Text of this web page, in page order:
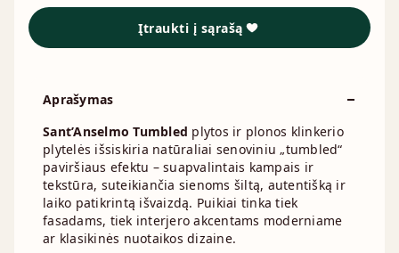
Įtraukti į sąrašą
Aprašymas
Sant’Anselmo Tumbled plytos ir plonos klinkerio
plytelės išsiskiria natūraliai senoviniu „tumbled“
paviršiaus efektu – suapvalintais kampais ir
tekstūra, suteikiančia sienoms šiltą, autentišką ir
laiko patikrintą išvaizdą. Puikiai tinka tiek
fasadams, tiek interjero akcentams moderniame
ar klasikinės nuotaikos dizaine.